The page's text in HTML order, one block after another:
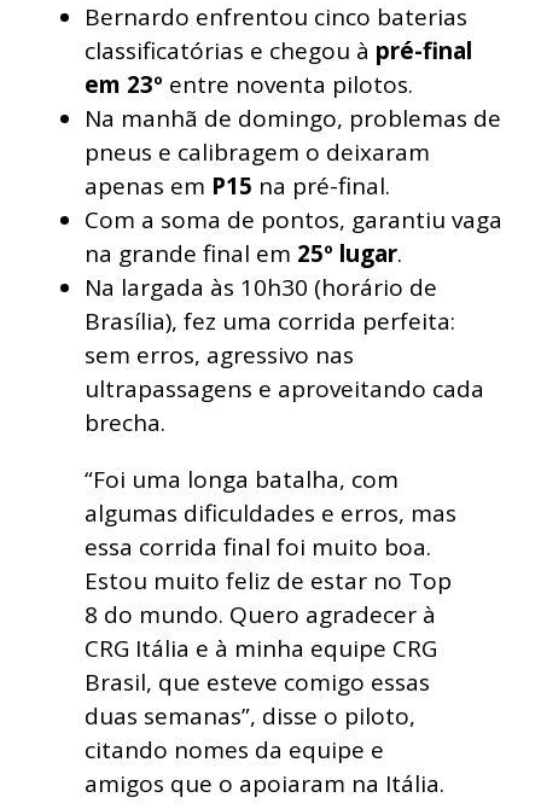
Bernardo enfrentou cinco baterias
classificatórias e chegou à pré-final
em 23º entre noventa pilotos.
Na manhã de domingo, problemas de
pneus e calibragem o deixaram
apenas em P15 na pré-final.
Com a soma de pontos, garantiu vaga
na grande final em 25º lugar.
Na largada às 10h30 (horário de
Brasília), fez uma corrida perfeita:
sem erros, agressivo nas
ultrapassagens e aproveitando cada
brecha.
“Foi uma longa batalha, com
algumas dificuldades e erros, mas
essa corrida final foi muito boa.
Estou muito feliz de estar no Top
8 do mundo. Quero agradecer à
CRG Itália e à minha equipe CRG
Brasil, que esteve comigo essas
duas semanas”, disse o piloto,
citando nomes da equipe e
amigos que o apoiaram na Itália.